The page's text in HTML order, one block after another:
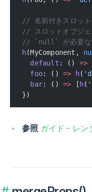
// 名前付きスロット
// スロットオブジ
// `null` が必要な
h(MyComponent,
  default
: () =>
  foo
: () => h(
  bar
: () => [ h(
})
参照 ガイド - レ